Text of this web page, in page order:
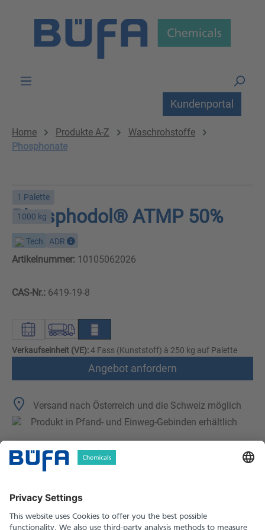
Kundenportal
Home Produkte A-Z
Waschrohstoffe
Phosphonate
1 Palette
1000 kg
Phosphodol® ATMP 50%
Tech ADR
Artikelnummer: 10105062026
CAS-Nr.: 6419-19-8
Verkaufseinheit (VE):4 Fass (Kunststoff) à 250 kg auf Palette
Angebot anfordern
Versand nach Österreich und die Schweiz möglich
Produkt in Pfand- und Einweg-Gebinden erhältlich
Technische Merkmale
Sicherheitshinweise